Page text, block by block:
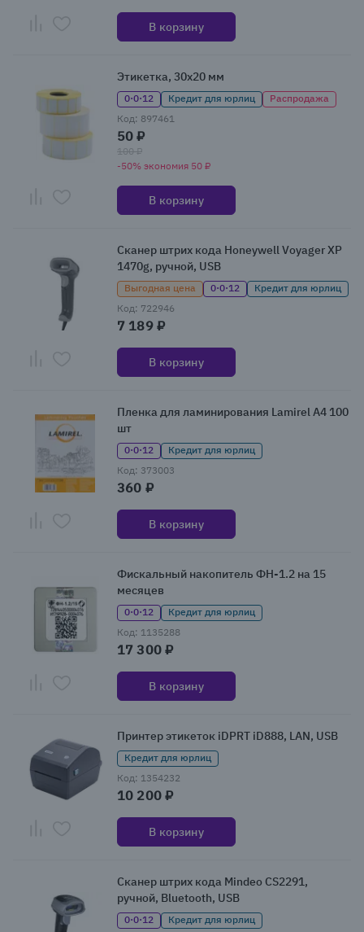
В корзину
Этикетка, 30x20 мм
0·0·12 Кредит для юрлиц
Распродажа
Код: 897461
50 ₽
100 ₽
-50% экономия 50 ₽
В корзину
Сканер штрих кода Honeywell Voyager XP
1470g, ручной, USB
Выгодная цена 0·0·12
Кредит для юрлиц
Код: 722946
7 189 ₽
В корзину
Пленка для ламинирования Lamirel A4 100
шт
0·0·12
Кредит для юрлиц
Код: 373003
360 ₽
В корзину
Фискальный накопитель ФН-1.2 на 15
месяцев
0·0·12
Кредит для юрлиц
Код: 1135288
17 300 ₽
В корзину
Принтер этикеток iDPRT iD888, LAN, USB
Кредит для юрлиц
Код: 1354232
10 200 ₽
В корзину
Сканер штрих кода Mindeo CS2291,
ручной, Bluetooth, USB
0·0·12
Кредит для юрлиц